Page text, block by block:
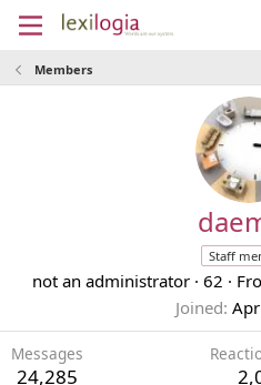
Members
Staff
not an administrator · 62 ·
Joined
Messages
24,285